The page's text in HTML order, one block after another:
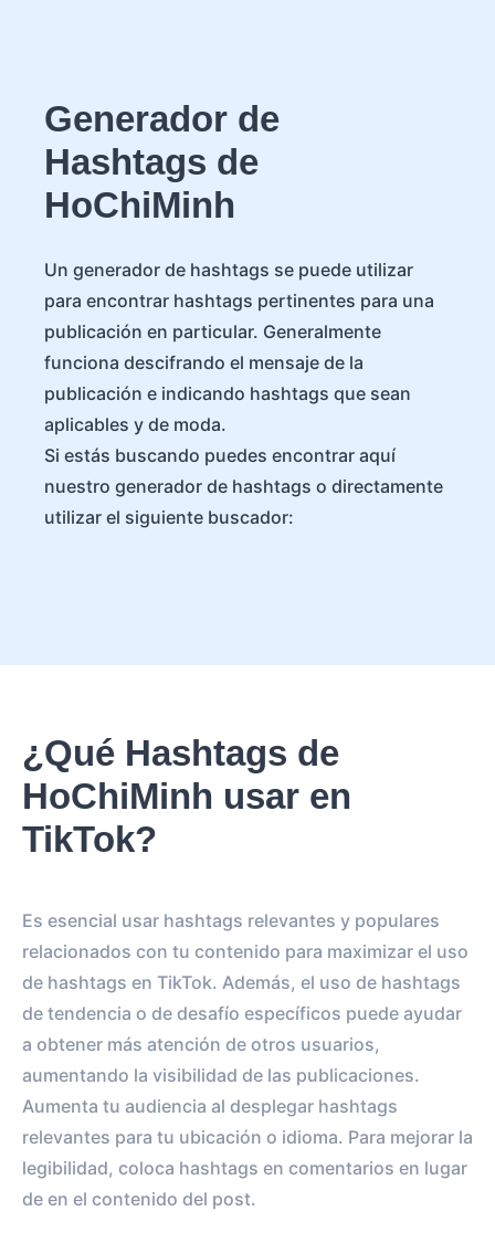
Generador de
Hashtags de
HoChiMinh
Un generador de hashtags se puede utilizar
para encontrar hashtags pertinentes para una
publicación en particular. Generalmente
funciona descifrando el mensaje de la
publicación e indicando hashtags que sean
aplicables y de moda.
Si estás buscando puedes encontrar aquí
nuestro generador de hashtags o directamente
utilizar el siguiente buscador:
¿Qué Hashtags de
HoChiMinh usar en
TikTok?
Es esencial usar hashtags relevantes y populares
relacionados con tu contenido para maximizar el uso
de hashtags en TikTok. Además, el uso de hashtags
de tendencia o de desafío específicos puede ayudar
a obtener más atención de otros usuarios,
aumentando la visibilidad de las publicaciones.
Aumenta tu audiencia al desplegar hashtags
relevantes para tu ubicación o idioma. Para mejorar la
legibilidad, coloca hashtags en comentarios en lugar
de en el contenido del post.